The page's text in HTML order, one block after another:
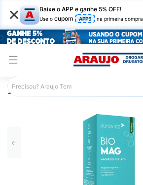
× Baixe o APP e ganhe 5% OFF!
Use o cupom APP5 na primeira compra
Araujo Saúde e Bem Estar